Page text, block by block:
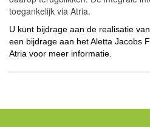
toegankelijk via Atria.
U kunt bijdrage aan de realisatie
een bijdrage aan het Aletta Jacobs
Atria voor meer informatie.